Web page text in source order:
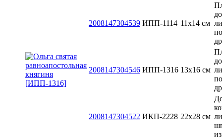
2008147304539 ИПП-1114 11х14 см
2008147304546 ИПП-1316 13x16 см
2008147304522 ИКП-2228 22х28 см